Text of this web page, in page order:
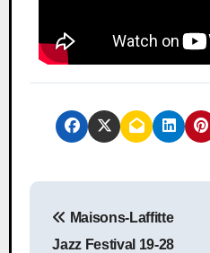
Maisons-Laffitte
Jazz Festival 19-28